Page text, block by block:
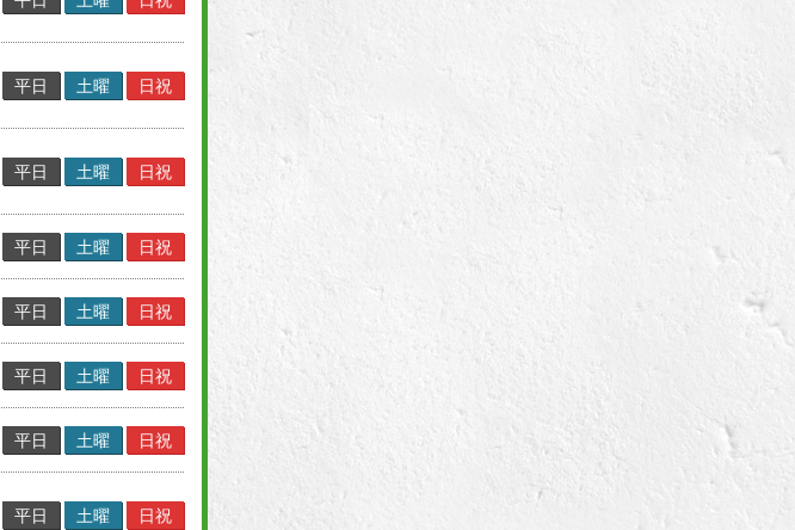
平日 土曜 日祝
平日 土曜 日祝
平日 土曜 日祝
平日 土曜 日祝
平日 土曜 日祝
平日 土曜 日祝
平日 土曜 日祝